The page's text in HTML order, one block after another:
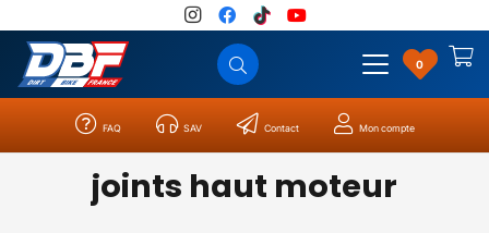
0
FAQ SAV Contact Mon compte
joints haut moteur
Catégories Résultats